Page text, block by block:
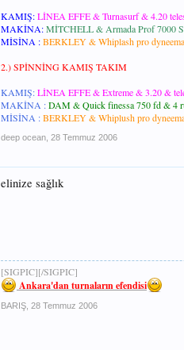
KAMIŞ:LİNEA EFFE & Turnasurf & 4.20
MAKİNA:MİTCHELL & Armada Prof 7000
MİSİNA :BERKLEY & Whiplash pro
2.) SPİNNİNG KAMIŞ TAKIM
KAMIŞ:LİNEA EFFE & Extreme & 3.20 &
MAKİNA :DAM & Quick finessa 750 fd & 4
MİSİNA :BERKLEY & Whiplush pro
deep ocean 28 Temmuz 2006
elinize sağlık
[SIGPIC][/SIGPIC]
Ankara'dan turnaların efendisi
BARIŞ 28 Temmuz 2006